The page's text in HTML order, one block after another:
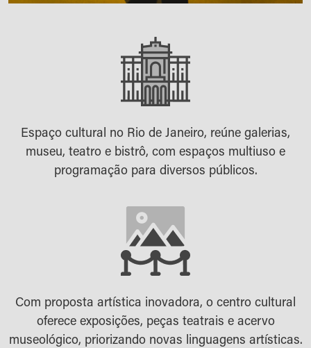
Espaço cultural no Rio de Janeiro, reúne galerias,
museu, teatro e bistrô, com espaços multiuso e
programação para diversos públicos.
Com proposta artística inovadora, o centro cultural
oferece exposições, peças teatrais e acervo
museológico, priorizando novas linguagens artísticas.